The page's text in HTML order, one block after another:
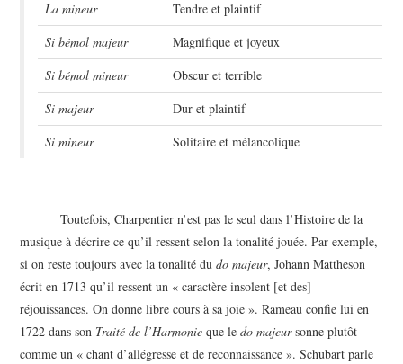
La mineur
Tendre et plaintif
Si bémol majeur
Magnifique et joyeux
Si bémol mineur
Obscur et terrible
Si majeur
Dur et plaintif
Si mineur
Solitaire et mélancolique
Toutefois, Charpentier n’est pas le seul dans l’Histoire de la
musique à décrire ce qu’il ressent selon la tonalité jouée. Par exemple,
si on reste toujours avec la tonalité dudo majeur, Johann Mattheson
écrit en 1713 qu’il ressent un « caractère insolent [et des]
réjouissances. On donne libre cours à sa joie ». Rameau confie lui en
1722 dans son Traité de l’Harmonieque ledo majeursonne plutôt
comme un « chant d’allégresse et de reconnaissance ». Schubart parle